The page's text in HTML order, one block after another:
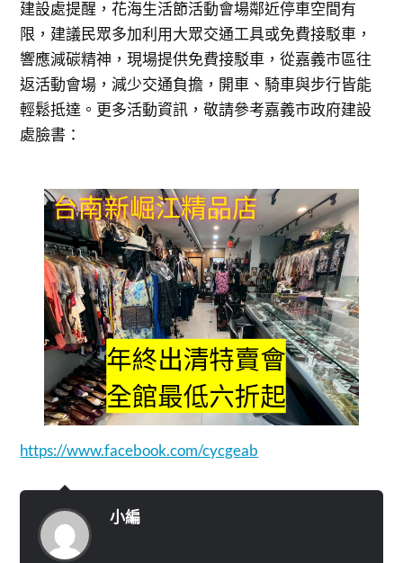
建設處提醒，花海生活節活動會場鄰近停車空間有
限，建議民眾多加利用大眾交通工具或免費接駁車，
響應減碳精神，現場提供免費接駁車，從嘉義市區往
返活動會場，減少交通負擔，開車、騎車與步行皆能
輕鬆抵達。更多活動資訊，敬請參考嘉義市政府建設
處臉書：
https://www.facebook.com/cycgeab
小編